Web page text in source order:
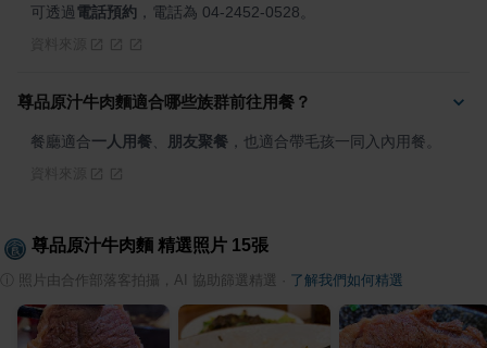
可透過電話預約 ，電話為 04-2452-0528。
尊品原汁牛肉麵適合哪些族群前往用餐？
餐廳適合一人用餐 朋友聚餐 ，也適合帶毛孩一同入內用餐。
尊品原汁牛肉麵 精選照片 15張
照片由合作部落客拍攝，AI 協助篩選精選 了解我們如何精選